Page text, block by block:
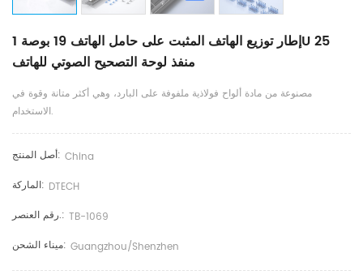
إطار توزيع الهاتف المثبت على حامل الهاتف 19 بوصة 1U 25
منفذ لوحة التصحيح الصوتي للهاتف
مصنوعة من مادة ألواح فولاذية ملفوفة على البارد، وهي أكثر متانة وقوة في
الاستخدام.
أصل المنتج: China
الماركة: DTECH
رقم العنصر.: TB-1069
ميناء الشحن: Guangzhou/Shenzhen